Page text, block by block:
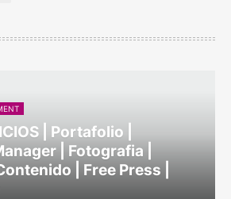
| Portafolio |
| Fotografia |
| Free Press |